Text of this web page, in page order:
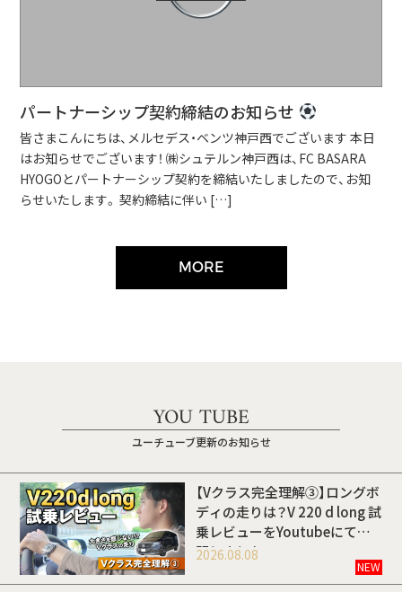
パートナーシップ契約締結のお知らせ
皆さまこんにちは、メルセデス・ベンツ神戸西でございます 本日
はお知らせでございます！ ㈱シュテルン神戸西は、FC BASARA
HYOGOとパートナーシップ契約を締結いたしましたので、お知
らせいたします。 契約締結に伴い […]
MORE
YOU TUBE
ユーチューブ更新のお知らせ
【Vクラス完全理解③】ロングボ
ディの走りは？V 220 d long 試
乗レビューをYoutubeにて公
開しました
2026.08.08
NEW